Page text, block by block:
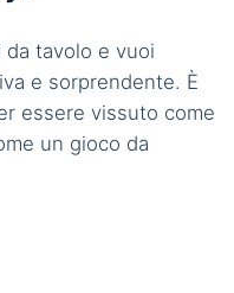
da tavolo e vuoi
e sorprendente. È
essere vissuto come
un gioco da